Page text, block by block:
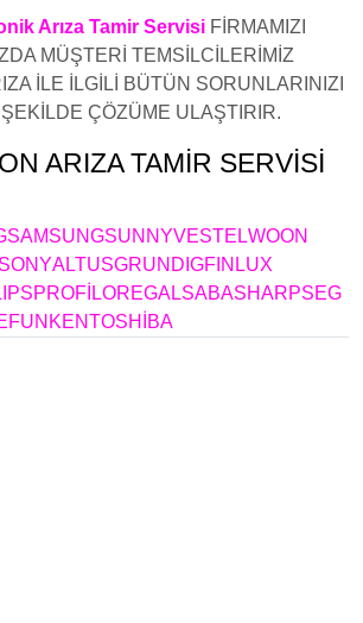
Arıza Tamir Servisi FİRMAMIZI
MÜŞTERİ TEMSİLCİLERİMİZ
İLE İLGİLİ BÜTÜN SORUNLARINIZI
ÇÖZÜME ULAŞTIRIR.
ARIZA TAMİR SERVİSİ
SAMSUNGSUNNYVESTELWOON
SONYALTUSGRUNDIGFINLUX
PROFİLOREGALSABASHARPSEG
TOSHİBA